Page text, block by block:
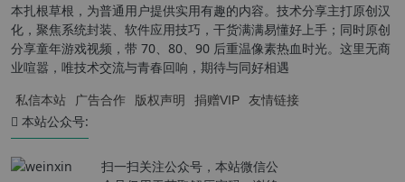
本扎根草根，为普通用户提供实用有趣的内容。技术分享主打原创汉
化，聚焦系统封装、软件应用技巧，干货满满易懂好上手；同时原创
分享童年游戏视频，带 70、80、90 后重温像素热血时光。这里无商
业喧嚣，唯技术交流与青春回响，期待与同好相遇
私信本站 广告合作 版权声明 捐赠VIP 友情链接
本站公众号:
扫一扫关注公众号，本站微信公